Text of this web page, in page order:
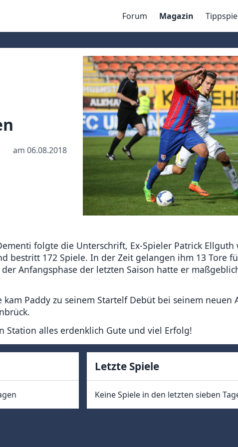
Forum Magazin
am 06.08.2018
folgte die Unterschrift, Ex-Spieler Patrick Ellguth
bestritt 172 Spiele. In der Zeit gelangen ihm 13 Tore
Anfangsphase der letzten Saison hatte er
Paddy zu seinem Startelf Debüt bei seinem neuen
Station alles erdenklich Gute und viel Erfolg!
Letzte Spiele
Keine Spiele in den letzten sieben